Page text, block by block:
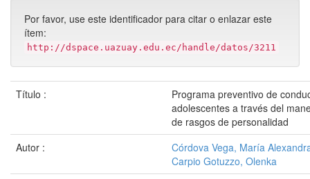
Por favor, use este identificador para citar o enlazar este
ítem:
http://dspace.uazuay.edu.ec/handle/datos/3211
Título :
Programa preventivo de
adolescentes a través del
de rasgos de personalidad
Autor :
Córdova Vega, María
Carpio Gotuzzo, Olenka